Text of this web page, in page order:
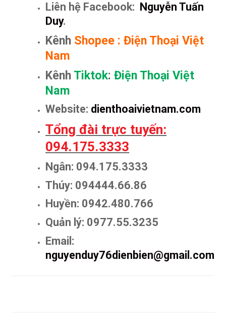
Liên hệ Facebook: Nguyễn Tuấn
Duy.
Kênh Shopee :Điện Thoại Việt
Nam
Kênh Tiktok:Điện Thoại Việt
Nam
Website: dienthoaivietnam.com
Tổng đài trực tuyến:
094.175.3333
Ngân: 094.175.3333
Thúy: 094444.66.86
Huyền: 0942.480.766
Quản lý: 0977.55.3235
Email:
nguyenduy76dienbien@gmail.com